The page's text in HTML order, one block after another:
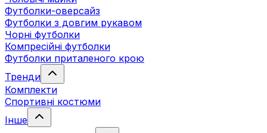
Футболки-оверсайз
Футболки з довгим рукавом
Чорні футболки
Компресійні футболки
Футболки приталеного крою
Тренди
Комплекти
Спортивні костюми
Інше